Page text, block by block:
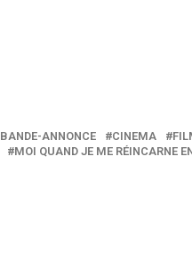
BANDE-ANNONCE CINEMA
MOI QUAND JE ME RÉINCARNE